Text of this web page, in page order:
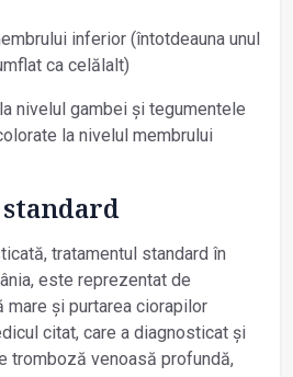
inferior (întotdeauna unul
ca celălalt)
nivelul gambei și tegumentele
la nivelul membrului
tratamentul standard în
este reprezentat de
mare și purtarea ciorapilor
citat, care a diagnosticat și
tromboză venoasă profundă,